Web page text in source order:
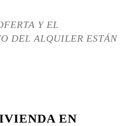
Y EL
DEL ALQUILER ESTÁN
EN